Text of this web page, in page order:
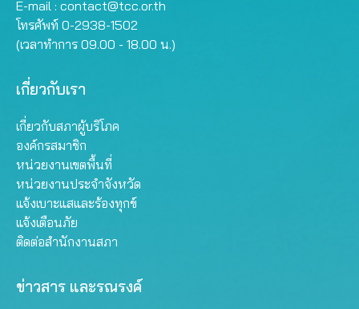
E-mail : contact@tcc.or.th
โทรศัพท์ 0-2938-1502
(เวลาทำการ 09.00 - 18.00 น.)
เกี่ยวกับเรา
เกี่ยวกับสภาผู้บริโภค
องค์กรสมาชิก
หน่วยงานเขตพื้นที่
หน่วยงานประจำจังหวัด
แจ้งเบาะแสและร้องทุกข์
แจ้งเตือนภัย
ติดต่อสำนักงานสภา
ข่าวสาร และรณรงค์